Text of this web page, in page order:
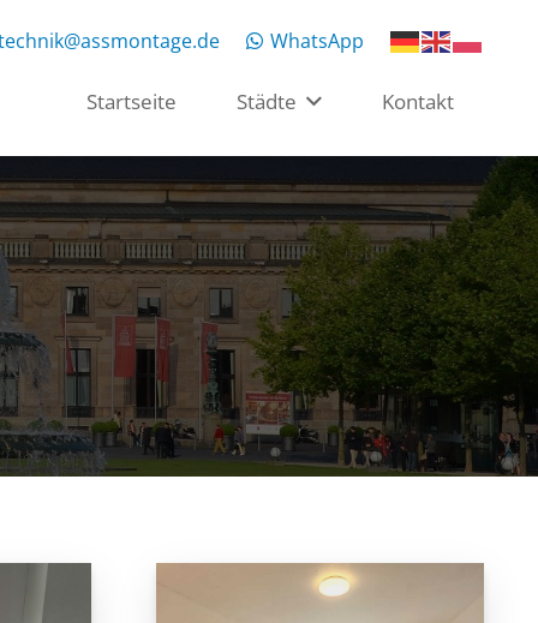
WhatsApp
Startseite Städte Kontakt